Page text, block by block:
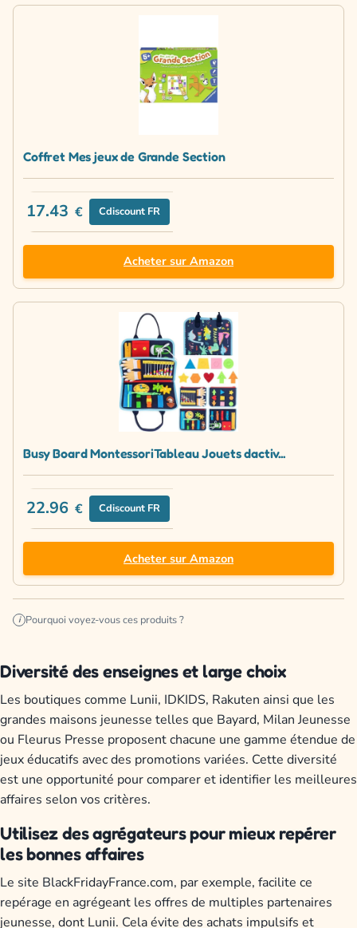
Coffret Mes jeux de Grande Section
17.43 € Cdiscount FR
Acheter sur Amazon
Busy Board MontessoriTableau Jouets dactiv...
22.96 € Cdiscount FR
Acheter sur Amazon
i Pourquoi voyez-vous ces produits ?
Diversité des enseignes et large choix
Les boutiques comme Lunii, IDKIDS, Rakuten ainsi que les
grandes maisons jeunesse telles que Bayard, Milan Jeunesse
ou Fleurus Presse proposent chacune une gamme étendue de
jeux éducatifs avec des promotions variées. Cette diversité
est une opportunité pour comparer et identifier les meilleures
affaires selon vos critères.
Utilisez des agrégateurs pour mieux repérer
les bonnes affaires
Le site BlackFridayFrance.com, par exemple, facilite ce
repérage en agrégeant les offres de multiples partenaires
jeunesse, dont Lunii. Cela évite des achats impulsifs et